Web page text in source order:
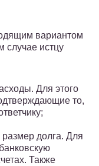
вариантом
случае истцу
Для этого
то,
долга. Для
Также